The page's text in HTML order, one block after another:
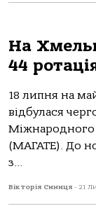
На
44
18 липня на
відбулася
Міжнародного
(МАГАТЕ). До
з...
Вікторія Синиця - 21